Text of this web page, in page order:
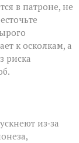
в патроне, не
к осколкам, а
риска
из‑за